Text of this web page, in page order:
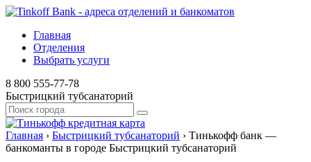
Главная
Отделения
Выбрать услуги
8 800 555-77-78
Быстрицкий тубсанаторий
Главная › Быстрицкий тубсанаторий › Тинькофф банк —
банкоманты в городе Быстрицкий тубсанаторий